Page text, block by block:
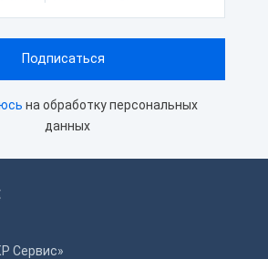
на обработку персональных
данных
Сервис»